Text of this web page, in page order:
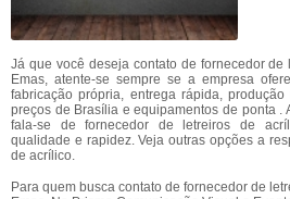
Já que você deseja contato de fornecedor
Emas, atente-se sempre se a empresa
fabricação própria, entrega rápida,
preços de Brasília e equipamentos de ponta .
fala-se de fornecedor de letreiros de
qualidade e rapidez. Veja outras opções a
de acrílico.
Para quem busca contato de fornecedor de